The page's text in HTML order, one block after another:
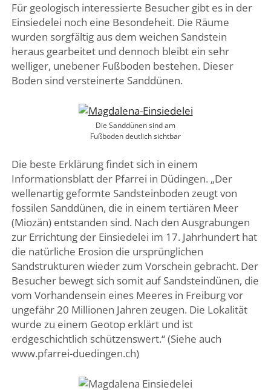
Für geologisch interessierte Besucher gibt es in der
Einsiedelei noch eine Besondeheit. Die Räume
wurden sorgfältig aus dem weichen Sandstein
heraus gearbeitet und dennoch bleibt ein sehr
welliger, unebener Fußboden bestehen. Dieser
Boden sind versteinerte Sanddünen.
Die Sanddünen sind am
Fußboden deutlich sichtbar
Die beste Erklärung findet sich in einem
Informationsblatt der Pfarrei in Düdingen. „Der
wellenartig geformte Sandsteinboden zeugt von
fossilen Sanddünen, die in einem tertiären Meer
(Miozän) entstanden sind. Nach den Ausgrabungen
zur Errichtung der Einsiedelei im 17. Jahrhundert hat
die natürliche Erosion die ursprünglichen
Sandstrukturen wieder zum Vorschein gebracht. Der
Besucher bewegt sich somit auf Sandsteindünen, die
vom Vorhandensein eines Meeres in Freiburg vor
ungefähr 20 Millionen Jahren zeugen. Die Lokalität
wurde zu einem Geotop erklärt und ist
erdgeschichtlich schützenswert.“ (Siehe auch
www.pfarrei-duedingen.ch)